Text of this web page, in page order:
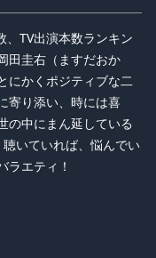
TV出演本数ランキン
田圭右（ますだおか
にかくポジティブな二
寄り添い、時には喜
の中にまん延している
いていれば、悩んでい
ラエティ！